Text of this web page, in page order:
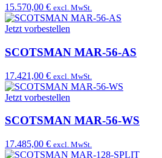
15.570,00 € excl. MwSt.
Jetzt vorbestellen
SCOTSMAN MAR-56-AS
17.421,00 € excl. MwSt.
Jetzt vorbestellen
SCOTSMAN MAR-56-WS
17.485,00 € excl. MwSt.